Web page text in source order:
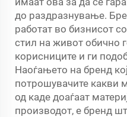
до раздразнување.
работат во бизнисот
стил на живот обично
корисниците и ги
Наоѓањето на бренд
потрошувачите какви
од каде доаѓаат
производот, е бренд